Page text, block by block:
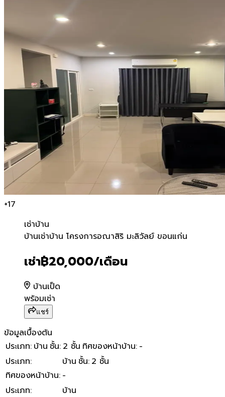
+17
เช่าบ้าน
บ้านเช่าบ้าน โครงการอณาสิ
บ้านเช่าบ้าน โครงการอณาสิริ มะลิวัลย์ ขอนแก่น
เช่า฿20,000/เดือน
บ้านเป็ด
พร้อมเช่า
แชร์
ข้อมูลเบื้องต้น
ประเภท: บ้าน ชั้น: 2 ชั้น ทิศของหน้าบ้าน: -
ประเภท: บ้าน ชั้น: 2 ชั้น
ทิศของหน้าบ้าน: -
ประเภท:
บ้าน